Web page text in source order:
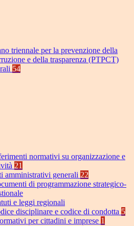
triennale per la prevenzione della
e della trasparenza (PTPCT)
54
normativi su organizzazione e
21
amministrativi generali 22
di programmazione strategico-
e leggi regionali
disciplinare e codice di condotta 5
per cittadini e imprese 1